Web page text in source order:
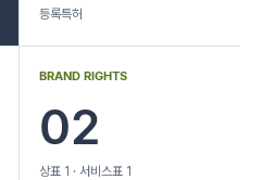
등록특허
BRAND RIGHTS
02
상표 1 · 서비스표 1